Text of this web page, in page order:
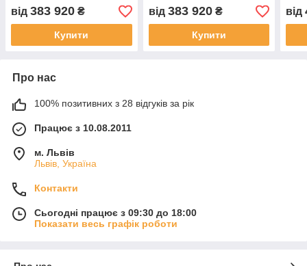
від 383 920 ₴
Купити
від 383 920₴
Купити
від
Про нас
100% позитивних з 28 відгуків за рік
Працює з 10.08.2011
м. Львів
Львів, Україна
Контакти
Сьогодні працює з 09:30 до 18:00
Показати весь графік роботи